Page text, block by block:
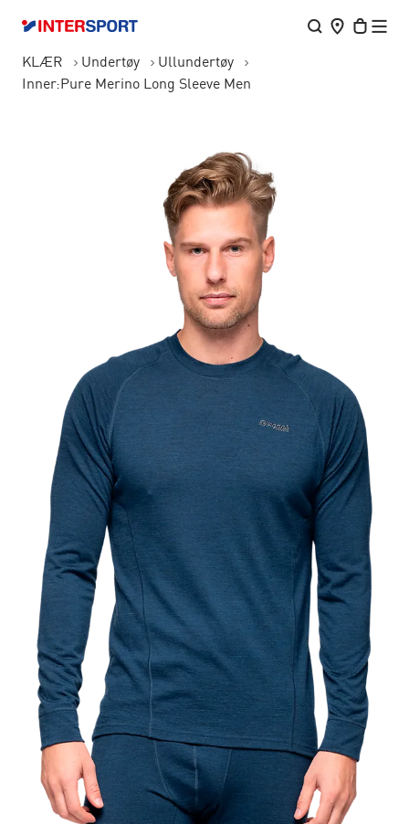
KLÆR Undertøy
Ullundertøy
Inner:Pure Merino Long Sleeve Men